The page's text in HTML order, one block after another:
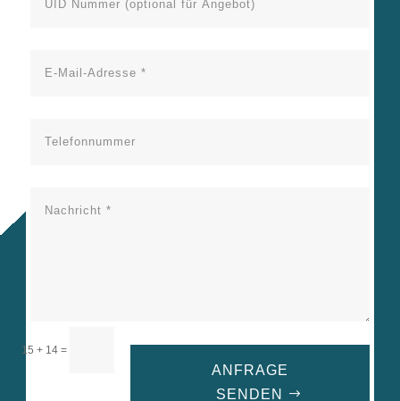
15 + 14=
ANFRAGE
SENDEN